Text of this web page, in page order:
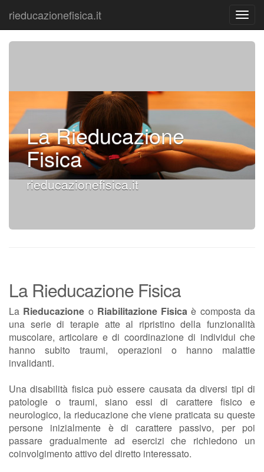
rieducazionefisica.it
La Rieducazione
Fisica
rieducazionefisica.it
La Rieducazione Fisica
La Rieducazione o Riabilitazione Fisica è composta da
una serie di terapie atte al ripristino della funzionalità
muscolare, articolare e di coordinazione di individui che
hanno subito traumi, operazioni o hanno malattie
invalidanti.
Una disabilità fisica può essere causata da diversi tipi di
patologie o traumi, siano essi di carattere fisico e
neurologico, la rieducazione che viene praticata su queste
persone inizialmente è di carattere passivo, per poi
passare gradualmente ad esercizi che richiedono un
coinvolgimento attivo del diretto interessato.